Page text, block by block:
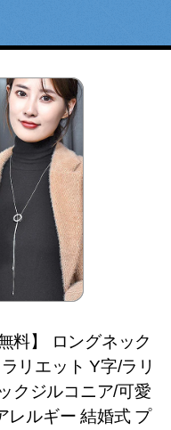
料】 ロングネック
リエット Y字/ラリ
クジルコニア/可愛
レルギー 結婚式 プ